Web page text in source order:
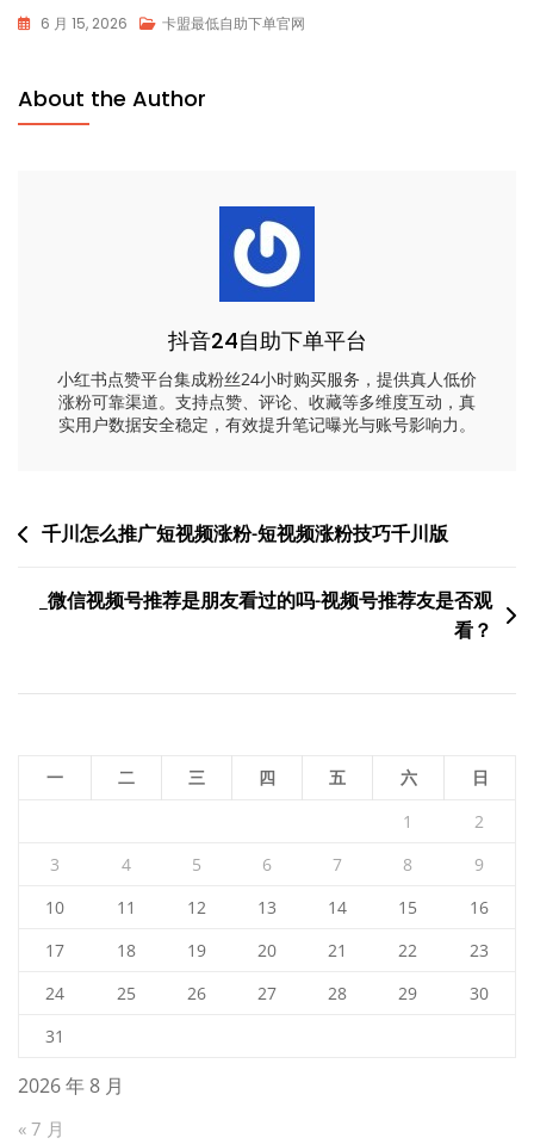
6 月 15, 2026 卡盟最低自助下单官网
About the Author
抖音24自助下单平台
小红书点赞平台集成粉丝24小时购买服务，提供真人低价
涨粉可靠渠道。支持点赞、评论、收藏等多维度互动，真
实用户数据安全稳定，有效提升笔记曝光与账号影响力。
文
导
千川怎么推广短视频涨粉-短视频涨粉技巧千川版
_微信视频号推荐是朋友看过的吗-视频号推荐友是否观
看？
2026 年 8 月
一 二 三 四 五 六
日
1
2
3
4 5 6 7 8
9
10
11 12 13 14 15
16
17
18 19 20 21 22
23
24
25 26 27 28 29
30
31
« 7 月